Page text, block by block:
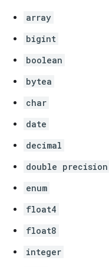
array
bigint
boolean
bytea
char
date
decimal
double precision
enum
float4
float8
integer